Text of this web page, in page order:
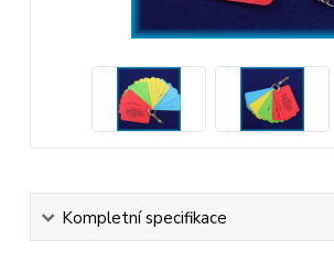
Kompletní specifikace